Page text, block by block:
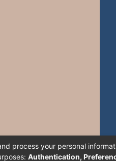
process your personal
Authentication,